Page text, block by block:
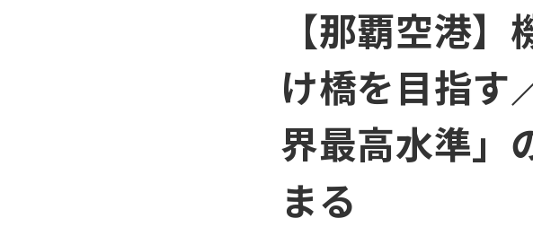
【那覇空港
け橋を目指す
界最高水準」
まる